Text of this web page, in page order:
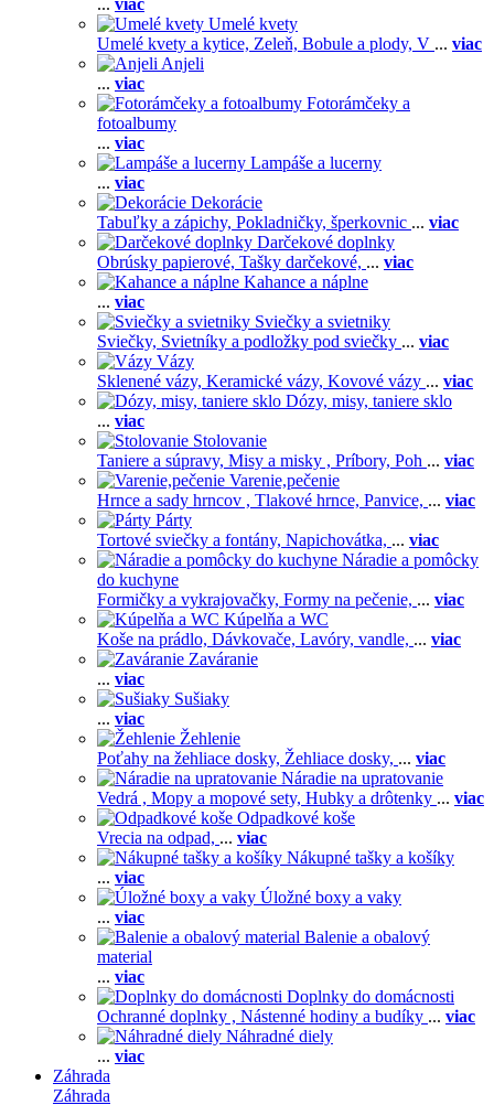
... viac
Umelé kvety
Umelé kvety a kytice, Zeleň, Bobule a plody, V ... viac
Anjeli
... viac
Fotorámčeky a
fotoalbumy
... viac
Lampáše a lucerny
... viac
Dekorácie
Tabuľky a zápichy, Pokladničky, šperkovnic ... viac
Darčekové doplnky
Obrúsky papierové, Tašky darčekové, ... viac
Kahance a náplne
... viac
Sviečky a svietniky
Sviečky, Svietníky a podložky pod sviečky ... viac
Vázy
Sklenené vázy, Keramické vázy, Kovové vázy ... viac
Dózy, misy, taniere sklo
... viac
Stolovanie
Taniere a súpravy, Misy a misky , Príbory, Poh ... viac
Varenie,pečenie
Hrnce a sady hrncov , Tlakové hrnce, Panvice, ... viac
Párty
Tortové sviečky a fontány, Napichovátka, ... viac
Náradie a pomôcky
do kuchyne
Formičky a vykrajovačky, Formy na pečenie, ... viac
Kúpelňa a WC
Koše na prádlo, Dávkovače, Lavóry, vandle, ... viac
Zaváranie
... viac
Sušiaky
... viac
Žehlenie
Poťahy na žehliace dosky, Žehliace dosky, ... viac
Náradie na upratovanie
Vedrá , Mopy a mopové sety, Hubky a drôtenky ... viac
Odpadkové koše
Vrecia na odpad, ... viac
Nákupné tašky a košíky
... viac
Úložné boxy a vaky
... viac
Balenie a obalový
material
... viac
Doplnky do domácnosti
Ochranné doplnky , Nástenné hodiny a budíky ... viac
Náhradné diely
... viac
Záhrada
Záhrada